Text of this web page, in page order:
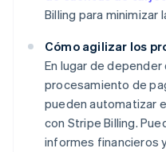
Billing para minimizar
Cómo agilizar los
En lugar de
procesamiento de
pueden automatizar
con Stripe Billing.
informes financieros